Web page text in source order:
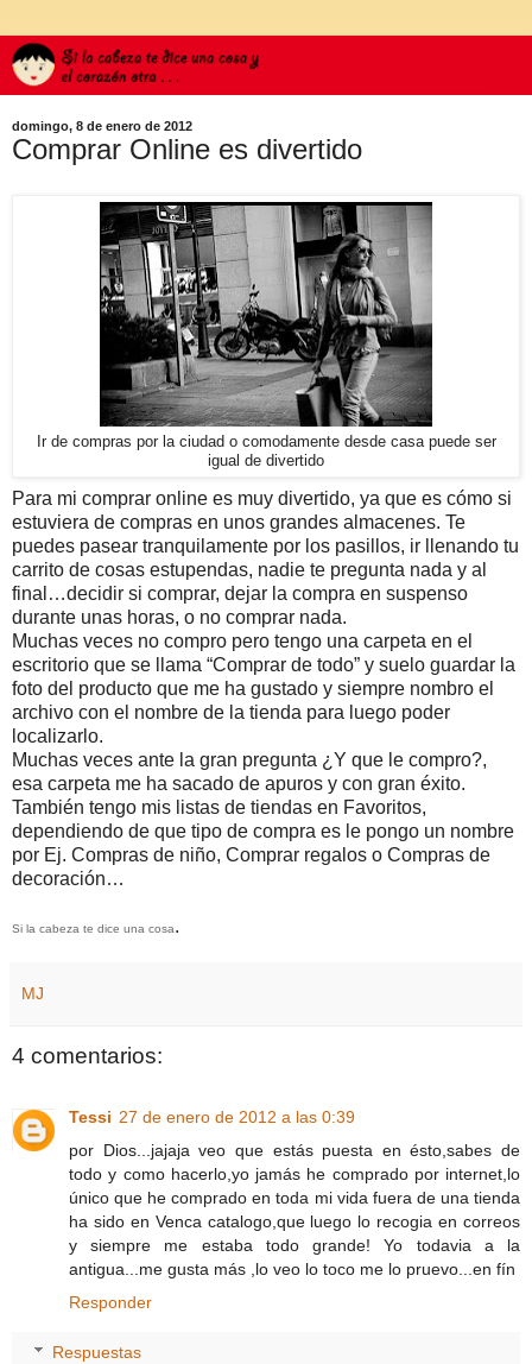
domingo, 8 de enero de 2012
Comprar Online es divertido
Ir de compras por la ciudad o comodamente desde casa puede ser
igual de divertido
Para mi comprar online es muy divertido, ya que es cómo si
estuviera de compras en unos grandes almacenes. Te
puedes pasear tranquilamente por los pasillos, ir llenando tu
carrito de cosas estupendas, nadie te pregunta nada y al
final…decidir si comprar, dejar la compra en suspenso
durante unas horas, o no comprar nada.
Muchas veces no compro pero tengo una carpeta en el
escritorio que se llama “Comprar de todo” y suelo guardar la
foto del producto que me ha gustado y siempre nombro el
archivo con el nombre de la tienda para luego poder
localizarlo.
Muchas veces ante la gran pregunta ¿Y que le compro?,
esa carpeta me ha sacado de apuros y con gran éxito.
También tengo mis listas de tiendas en Favoritos,
dependiendo de que tipo de compra es le pongo un nombre
por Ej. Compras de niño, Comprar regalos o Compras de
decoración…
Si la cabeza te dice una cosa.
MJ
4 comentarios:
Tessi 27 de enero de 2012 a las 0:39
por Dios...jajaja veo que estás puesta en ésto,sabes de
todo y como hacerlo,yo jamás he comprado por internet,lo
único que he comprado en toda mi vida fuera de una tienda
ha sido en Venca catalogo,que luego lo recogia en correos
y siempre me estaba todo grande! Yo todavia a la
antigua...me gusta más ,lo veo lo toco me lo pruevo...en fín
Responder
Respuestas